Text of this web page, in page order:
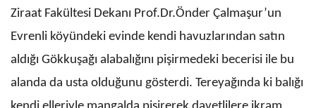
Ziraat Fakültesi Dekanı Prof.Dr.Önder Çalmaşur’un
Evrenli köyündeki evinde kendi havuzlarından satın
aldığı Gökkuşağı alabalığını pişirmedeki becerisi ile bu
alanda da usta olduğunu gösterdi. Tereyağında ki balığı